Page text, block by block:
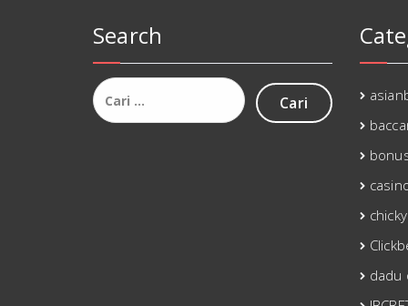
Search
Cari
untuk:
dadu